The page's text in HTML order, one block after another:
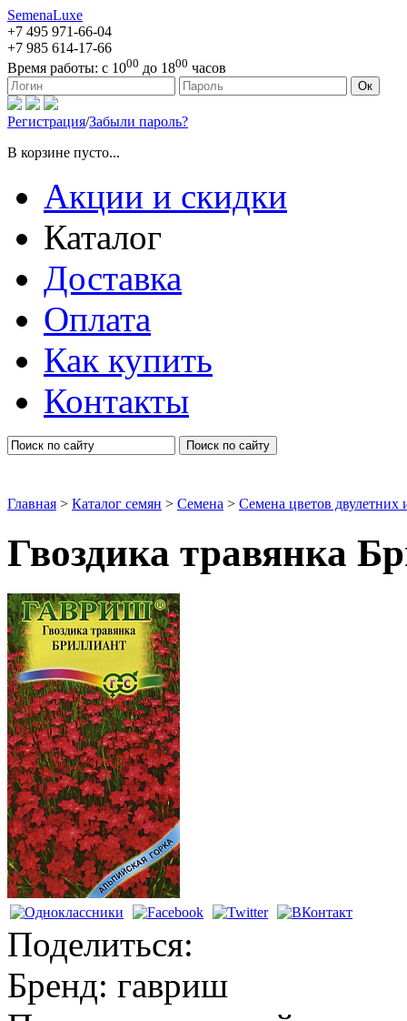
SemenaLuxe
+7 495 971-66-04
+7 985 614-17-66
Время работы: с 1000 до 1800 часов
127473, г. Москва, ул. Краснопролетарская, д. 16, стр. 1 Ок
Регистрация/Забыли пароль?
В корзине пусто...
Акции и скидки
Каталог
Доставка
Оплата
Как купить
Контакты
Поиск по сайту
Главная > Каталог семян > Семена > Семена цветов двулетних
Гвоздика травянка
Гвоздики
Поделиться:
Бренд: гавриш